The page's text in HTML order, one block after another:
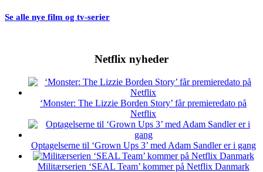
Se alle nye film og tv-serier
Netflix nyheder
‘Monster: The Lizzie Borden Story’ får premieredato på
Netflix
Optagelserne til ‘Grown Ups 3’ med Adam Sandler er i gang
Militærserien ‘SEAL Team’ kommer på Netflix Danmark